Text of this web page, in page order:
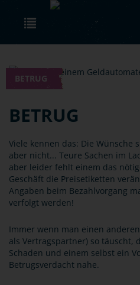
Skip to main content
BETRUG
BETRUG
Viele kennen das: Die Wünsche
aber nicht... Teure Sachen im
aber leider fehlt einem das
Geschäft die Preisetiketten
Angaben beim Bezahlvorgang
verfolgt werden!
Immer wenn man einen
als Vertragspartner) so täuscht,
Schaden und einem selbst ein
Betrugsverdacht nahe.